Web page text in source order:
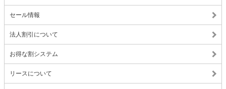
セール情報
法人割引について
お得な割システム
リースについて